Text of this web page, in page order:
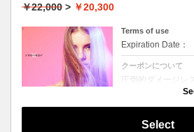
￥22,000 > ￥20,300
Terms of use
Expiration Date：
クーポンについて
圧倒的ダメージレ
匂いも残らない！
イルカラーのセッ
ブロー込み。※リ
Select